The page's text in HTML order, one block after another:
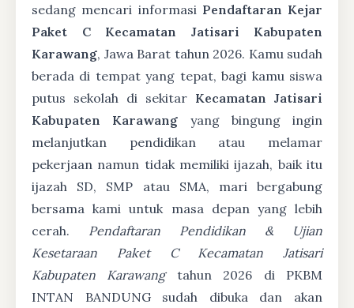
sedang mencari informasi Pendaftaran Kejar
Paket C Kecamatan Jatisari Kabupaten
Karawang, Jawa Barat tahun 2026. Kamu sudah
berada di tempat yang tepat, bagi kamu siswa
putus sekolah di sekitar Kecamatan Jatisari
Kabupaten Karawang yang bingung ingin
melanjutkan pendidikan atau melamar
pekerjaan namun tidak memiliki ijazah, baik itu
ijazah SD, SMP atau SMA, mari bergabung
bersama kami untuk masa depan yang lebih
cerah. Pendaftaran Pendidikan & Ujian
Kesetaraan Paket C Kecamatan Jatisari
Kabupaten Karawangtahun 2026 di PKBM
INTAN BANDUNG sudah dibuka dan akan